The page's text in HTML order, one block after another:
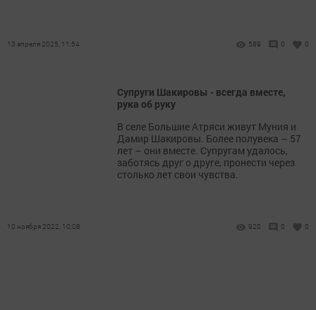
13 апреля 2025, 11:54 589 0 0
Супруги Шакировы - всегда вместе,
рука об руку
В селе Большие Атряси живут Муния и
Дамир Шакировы. Более полувека – 57
лет – они вместе. Супругам удалось,
заботясь друг о друге, пронести через
столько лет свои чувства.
10 ноября 2022, 10:08 920 0 0